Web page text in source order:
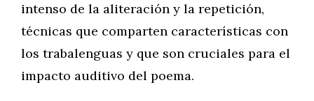
intenso de la aliteración y la repetición,
técnicas que comparten características con
los trabalenguas y que son cruciales para el
impacto auditivo del poema.